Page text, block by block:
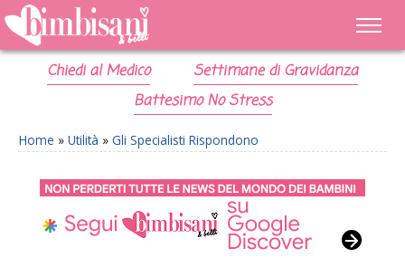
Chiedi al Medico
Settimane di Gravidanza
Battesimo No Stress
Home » Utilità » Gli Specialisti Rispondono